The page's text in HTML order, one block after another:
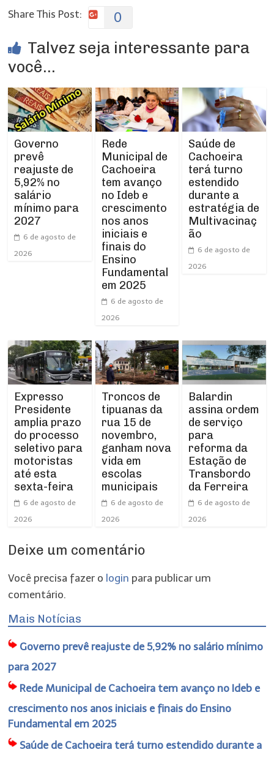
Share This Post:
0
Talvez seja interessante para
você...
Governo
prevê
reajuste de
5,92% no
salário
mínimo para
2027
6 de agosto de
2026
Rede
Municipal de
Cachoeira
tem avanço
no Ideb e
crescimento
nos anos
iniciais e
finais do
Ensino
Fundamental
em 2025
6 de agosto de
2026
Saúde de
Cachoeira
terá turno
estendido
durante a
estratégia de
Multivacinaç
ão
6 de agosto de
2026
Expresso
Presidente
amplia prazo
do processo
seletivo para
motoristas
até esta
sexta-feira
6 de agosto de
2026
Troncos de
tipuanas da
rua 15 de
novembro,
ganham nova
vida em
escolas
municipais
6 de agosto de
2026
Balardin
assina ordem
de serviço
para
reforma da
Estação de
Transbordo
da Ferreira
6 de agosto de
2026
Deixe um comentário
Você precisa fazer o login para publicar um
comentário.
Mais Notícias
Governo prevê reajuste de 5,92% no salário mínimo
para 2027
Rede Municipal de Cachoeira tem avanço no Ideb e
crescimento nos anos iniciais e finais do Ensino
Fundamental em 2025
Saúde de Cachoeira terá turno estendido durante a